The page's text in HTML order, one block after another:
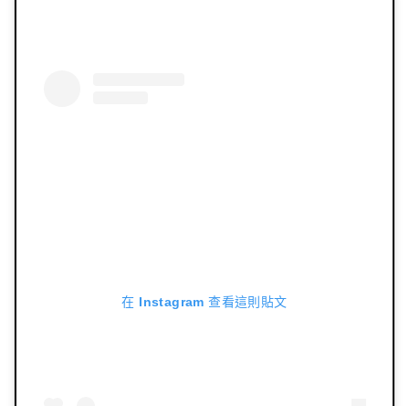
在 Instagram 查看這則貼文